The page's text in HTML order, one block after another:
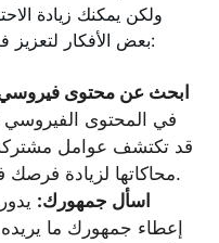
ولكن يمكنك زيادة
بعض الأفكار لتعزيز فرص المحتوى الفيروسي الخاص بك:
ابحث عن محتوى فيروسي
في المحتوى
قد تكتشف عوامل
محاكاتها لزيادة فرصك في إنشاء محتوى فيروسي.
اسأل جمهورك:
إعطاء جمهورك ما